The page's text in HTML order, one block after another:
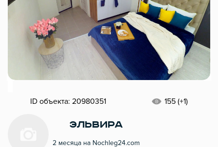
ID объекта: 20980351 155 (+1)
эльвира
2 месяца на Nochleg24.com